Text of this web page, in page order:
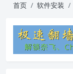
首页 软件安装